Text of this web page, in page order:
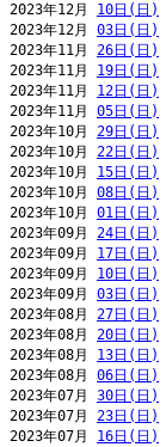
2023年12月 10日(日)
2023年12月 03日(日)
2023年11月 26日(日)
2023年11月 19日(日)
2023年11月 12日(日)
2023年11月 05日(日)
2023年10月 29日(日)
2023年10月 22日(日)
2023年10月 15日(日)
2023年10月 08日(日)
2023年10月 01日(日)
2023年09月 24日(日)
2023年09月 17日(日)
2023年09月 10日(日)
2023年09月 03日(日)
2023年08月 27日(日)
2023年08月 20日(日)
2023年08月 13日(日)
2023年08月 06日(日)
2023年07月 30日(日)
2023年07月 23日(日)
2023年07月 16日(日)